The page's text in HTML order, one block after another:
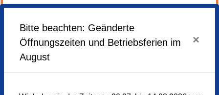
statt.
Kommen Sie einfach vorbei - es ist keine Anmeldung
Ein Einstieg ist jederzeit möglich.
Dienstag,30.09.2025,13.00 - 15.00 Uhr
Dienstag,21.10.2025, 13.00 - 15.00 Uhr
Dienstag,21.10.2025, 13.00 - 15.00 Uhr
Dienstag,18.11.2025, 13.00 - 15.00 Uhr
18.11.2025,
Dienstag,02.12.2025,
Bitte beachten: Geänderte
Öffnungszeiten und Betriebsferien im
August
×